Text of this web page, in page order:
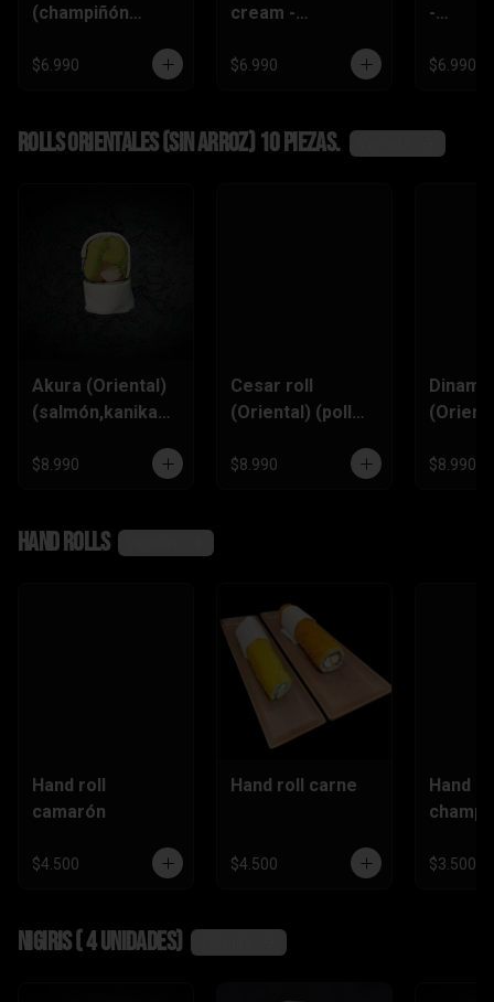
(champiñón
crema,pimentón)
$6.990
cream -
tempura,
$6.990
-
,queso
$6.990
Rolls Orientales (SIN ARROZ) 10 piezas.
Akura (Oriental)
(salmón,kanikam
e)
$8.990
Cesar roll
(Oriental) (pollo
crema,ciboulette
$8.990
,queso
$8.990
Hand rolls
Hand roll
camarón
$4.500
Hand roll carne
$4.500
Hand
$3.500
Nigiris ( 4 unidades)